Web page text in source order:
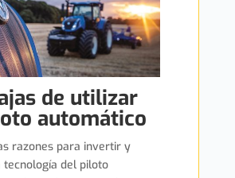
de utilizar
automático
razones para invertir y
tecnología del piloto